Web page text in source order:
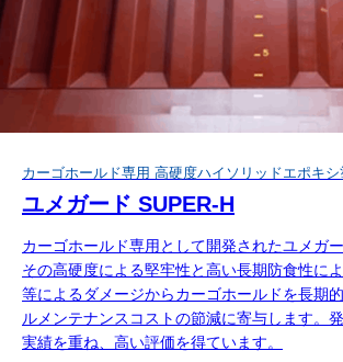
カーゴホールド専用 高硬度ハイソリッドエポキシ
ユメガード SUPER-H
カーゴホールド専用として開発されたユメガー
その高硬度による堅牢性と高い長期防食性に
等によるダメージからカーゴホールドを長期
ルメンテナンスコストの節減に寄与します。
実績を重ね、高い評価を得ています。